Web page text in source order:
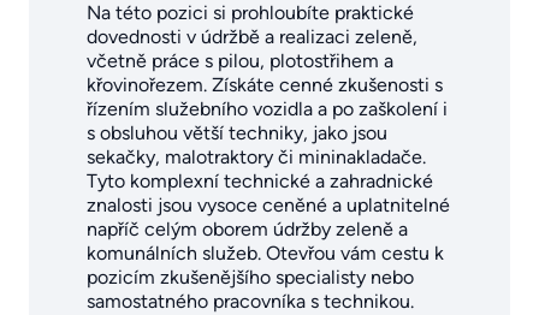
Na této pozici si prohloubíte praktické
dovednosti v údržbě a realizaci zeleně,
včetně práce s pilou, plotostřihem a
křovinořezem. Získáte cenné zkušenosti s
řízením služebního vozidla a po zaškolení i
s obsluhou větší techniky, jako jsou
sekačky, malotraktory či mininakladače.
Tyto komplexní technické a zahradnické
znalosti jsou vysoce ceněné a uplatnitelné
napříč celým oborem údržby zeleně a
komunálních služeb. Otevřou vám cestu k
pozicím zkušenějšího specialisty nebo
samostatného pracovníka s technikou.